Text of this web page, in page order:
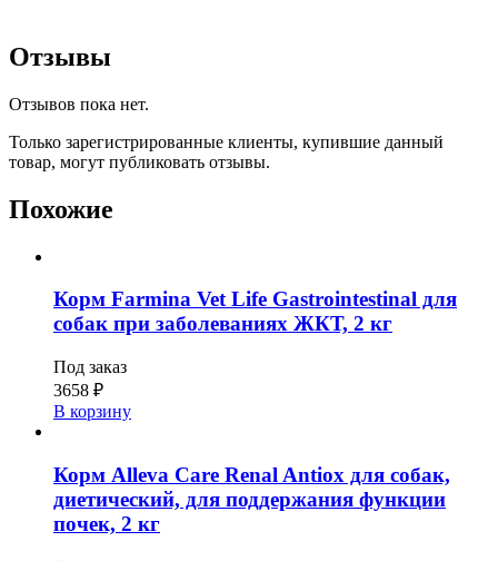
Отзывы
Отзывов пока нет.
Только зарегистрированные клиенты, купившие данный
товар, могут публиковать отзывы.
Похожие
Корм Farmina Vet Life Gastrointestinal для
собак при заболеваниях ЖКТ, 2 кг
Под заказ
3658 ₽
В корзину
Корм Alleva Care Renal Antiox для собак,
диетический, для поддержания функции
почек, 2 кг